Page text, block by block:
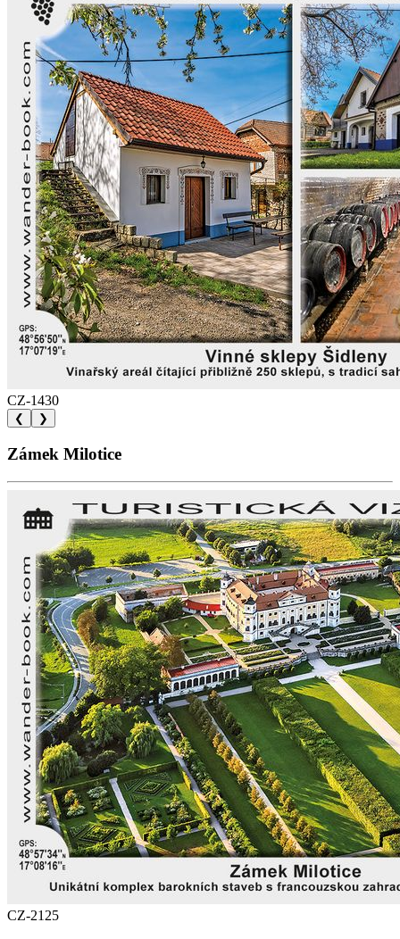
CZ-1430
❮ ❯
Zámek Milotice
CZ-2125